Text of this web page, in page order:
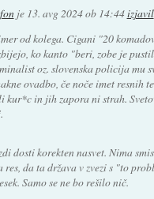
je 13. avg 2024 ob 14:44izjavil
od kolega. Cigani "20
ko kanto "beri, zobe je
oz. slovenska policija mu
ovadbo, če noče imet resnih
kur*c in jih zapora ni strah.
dosti korekten nasvet. Nima
res, da ta država v zvezi s "to
Samo se ne bo rešilo nič.